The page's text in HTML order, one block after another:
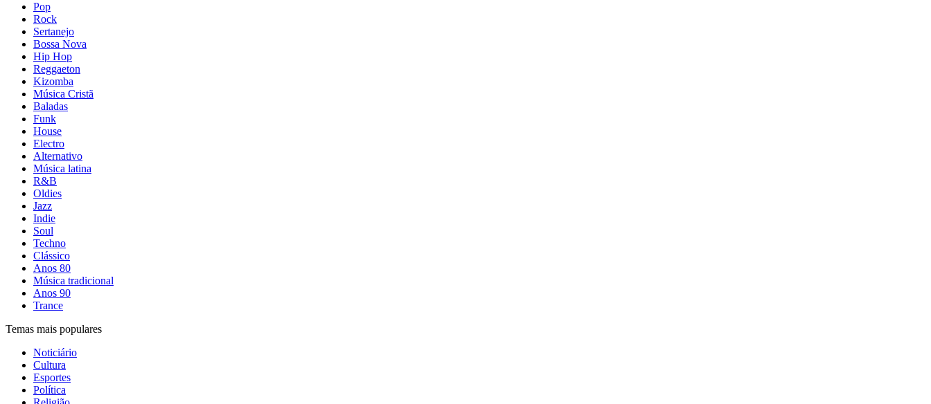
Pop
Rock
Sertanejo
Bossa Nova
Hip Hop
Reggaeton
Kizomba
Música Cristã
Baladas
Funk
House
Electro
Alternativo
Música latina
R&B
Oldies
Jazz
Indie
Soul
Techno
Clássico
Anos 80
Música tradicional
Anos 90
Trance
Temas mais populares
Noticiário
Cultura
Esportes
Política